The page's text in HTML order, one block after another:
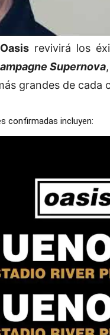
Oasis revivirá los
Supernova
grandes de cada
confirmadas incluyen: